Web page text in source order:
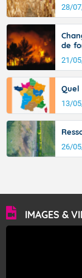
28/
de
21/
13/
26/
IMAGES &